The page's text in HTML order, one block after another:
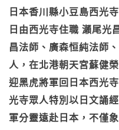
日本香川縣小豆島西光
日由西光寺住職 瀨尾光
昌法師、廣森恒純法師
人，在北港朝天宮蘇健
迎黑虎將軍回日本西光
光寺眾人特別以日文誦
軍分靈遠赴日本，不僅